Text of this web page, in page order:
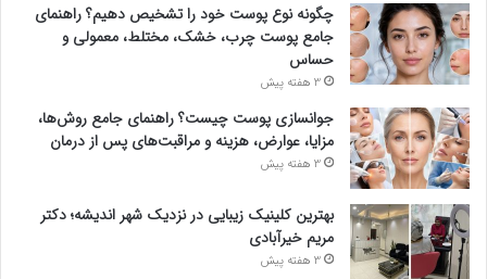
چگونه نوع پوست خود را تشخیص دهیم؟ راهنمای
جامع پوست چرب، خشک، مختلط، معمولی و
حساس
3 هفته پیش
جوانسازی پوست چیست؟ راهنمای جامع روش‌ها،
مزایا، عوارض، هزینه و مراقبت‌های پس از درمان
3 هفته پیش
بهترین کلینیک زیبایی در نزدیک شهر اندیشه؛ دکتر
مریم خیرآبادی
3 هفته پیش